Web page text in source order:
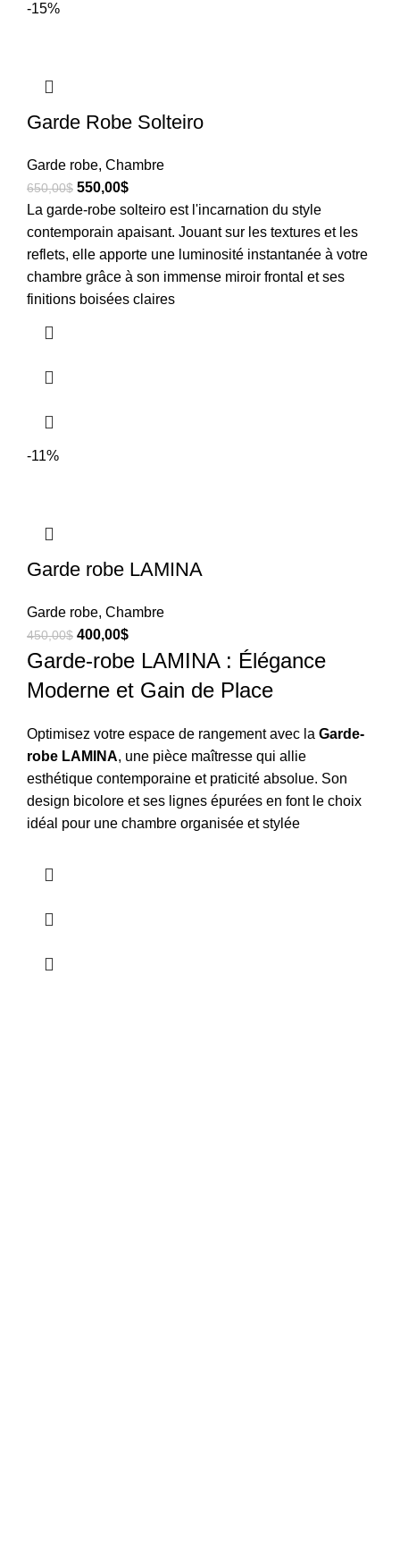
-15%
Garde Robe Solteiro
Garde robe, Chambre
650,00$ 550,00$
La garde-robe solteiro est l'incarnation du style
contemporain apaisant. Jouant sur les textures et les
reflets, elle apporte une luminosité instantanée à votre
chambre grâce à son immense miroir frontal et ses
finitions boisées claires
-11%
Garde robe LAMINA
Garde robe, Chambre
450,00$ 400,00$
Garde-robe LAMINA : Élégance
Moderne et Gain de Place
Optimisez votre espace de rangement avec la Garde-
robe LAMINA, une pièce maîtresse qui allie
esthétique contemporaine et praticité absolue. Son
design bicolore et ses lignes épurées en font le choix
idéal pour une chambre organisée et stylée